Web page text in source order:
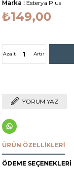
Marka : Esterya Plus
₺149,00
Artır
Azalt
YORUM YAZ
ÜRÜN ÖZELLIKLERI
ÖDEME SEÇENEKLERI